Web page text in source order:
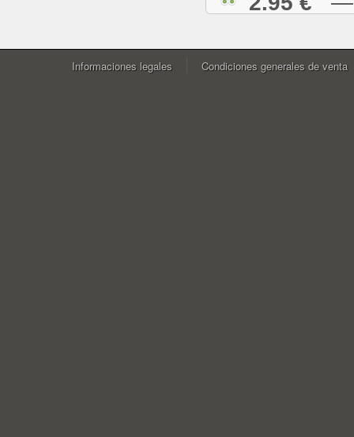
Informaciones legales Condiciones generales de venta